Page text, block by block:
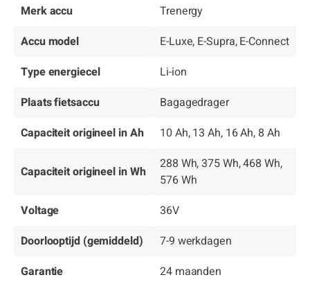
Merk accu
Trenergy
Accu model
E-Luxe, E-Supra, E-Connect
Type energiecel
Li-ion
Plaats fietsaccu
Bagagedrager
Capaciteit origineel in Ah
10 Ah, 13 Ah, 16 Ah, 8 Ah
Capaciteit origineel in Wh
288 Wh, 375 Wh, 468 Wh,
576 Wh
Voltage
36V
Doorlooptijd (gemiddeld)
7-9 werkdagen
Garantie
24 maanden